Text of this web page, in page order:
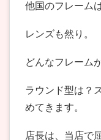
他国のフレーム
レンズも然り。
どんなフレーム
ラウンド型は？
めてきます。
店長は、当店で